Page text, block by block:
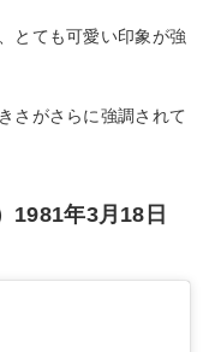
とても可愛い印象が強
さがさらに強調されて
1981年3月18日